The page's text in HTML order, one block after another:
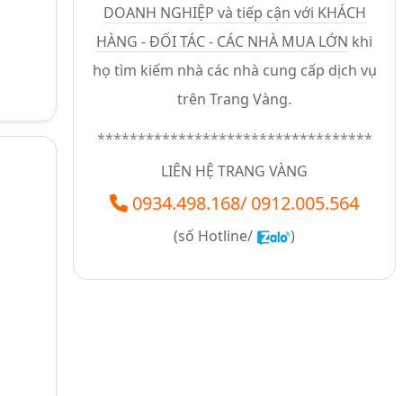
DOANH NGHIỆP và tiếp cận với KHÁCH
HÀNG - ĐỐI TÁC - CÁC NHÀ MUA LỚN khi
họ tìm kiếm nhà các nhà cung cấp dịch vụ
trên Trang Vàng.
**********************************
LIÊN HỆ TRANG VÀNG
0934.498.168/ 0912.005.564
(số Hotline/ )